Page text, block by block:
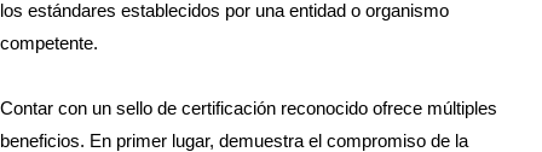
los estándares establecidos por una entidad o organismo
competente.
Contar con un sello de certificación reconocido ofrece múltiples
beneficios. En primer lugar, demuestra el compromiso de la